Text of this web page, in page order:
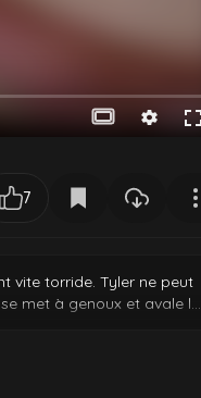
7
vite torride. Tyler ne peut
met à genoux et avale la